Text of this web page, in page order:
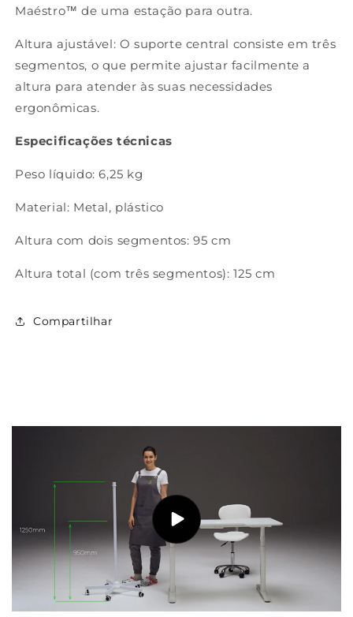
Maéstro™ de uma estação para outra.
Altura ajustável: O suporte central consiste em três
segmentos, o que permite ajustar facilmente a
altura para atender às suas necessidades
ergonômicas.
Especificações técnicas
Peso líquido: 6,25 kg
Material: Metal, plástico
Altura com dois segmentos: 95 cm
Altura total (com três segmentos): 125 cm
Compartilhar